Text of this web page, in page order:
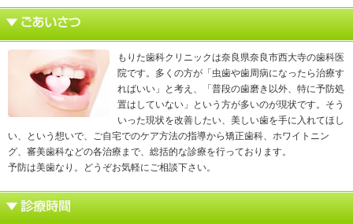
もりた歯科クリニックは奈良県奈良市西大寺の歯科医
院です。多くの方が「虫歯や歯周病になったら治療す
ればいい」と考え、「普段の歯磨き以外、特に予防処
置はしていない」という方が多いのが現状です。そう
いった現状を改善したい、美しい歯を手に入れてほし
い、という想いで、ご自宅でのケア方法の指導から矯正歯科、ホワイトニン
グ、審美歯科などの各治療まで、総括的な診療を行っております。
予防は美歯なり。どうぞお気軽にご相談下さい。